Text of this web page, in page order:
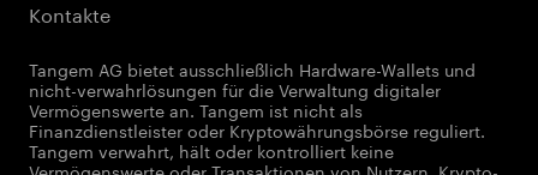
Kontakte
Tangem AG bietet ausschließlich Hardware-Wallets und
nicht-verwahrlösungen für die Verwaltung digitaler
Vermögenswerte an. Tangem ist nicht als
Finanzdienstleister oder Kryptowährungsbörse reguliert.
Tangem verwahrt, hält oder kontrolliert keine